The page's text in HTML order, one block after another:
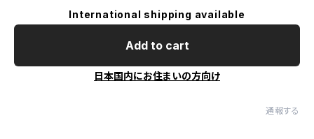
International shipping available
Add to cart
日本国内にお住まいの方向け
通報する